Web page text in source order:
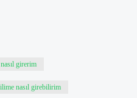
girerim
nasıl girebilirim